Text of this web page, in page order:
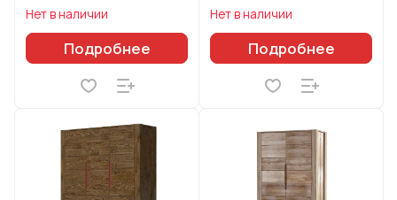
Нет в наличии
Подробнее
Нет в наличии
Подробнее